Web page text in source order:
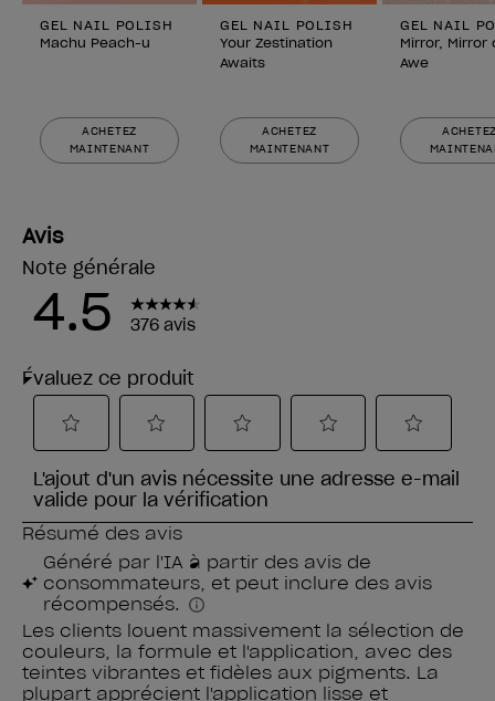
GEL NAIL POLISH
Machu Peach-u
ACHETEZ
MAINTENANT
GEL NAIL POLISH
Your Zestination
Awaits
ACHETEZ
MAINTENANT
GEL NAIL
Mirror, Mirror
Awe